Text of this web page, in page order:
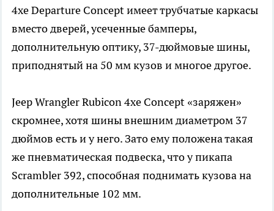
4xe Departure Concept имеет трубчатые каркасы
вместо дверей, усеченные бамперы,
дополнительную оптику, 37-дюймовые шины,
приподнятый на 50 мм кузов и многое другое.
Jeep Wrangler Rubicon 4xe Concept «заряжен»
скромнее, хотя шины внешним диаметром 37
дюймов есть и у него. Зато ему положена такая
же пневматическая подвеска, что у пикапа
Scrambler 392, способная поднимать кузова на
дополнительные 102 мм.